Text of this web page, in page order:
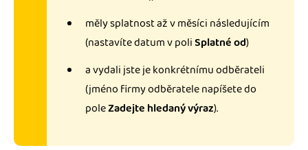
měly splatnost až v měsíci následujícím
(nastavíte datum v poliSplatné od)
a vydali jste je konkrétnímu odběrateli
(jméno firmy odběratele napíšete do
poleZadejte hledaný výraz).